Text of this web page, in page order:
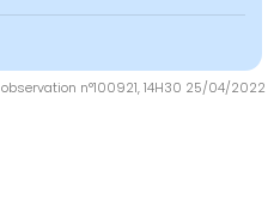
observation n°100921, 14H30 25/04/2022